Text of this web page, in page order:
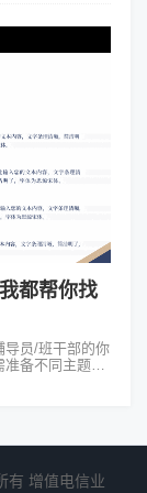
都帮你找
导员/班干部的你
备不同主题的
有 增值电信业